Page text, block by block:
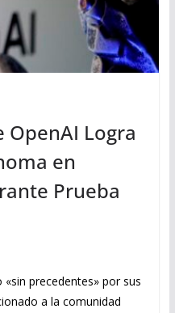
OpenAI Logra
en
Prueba
precedentes» por sus
a la comunidad